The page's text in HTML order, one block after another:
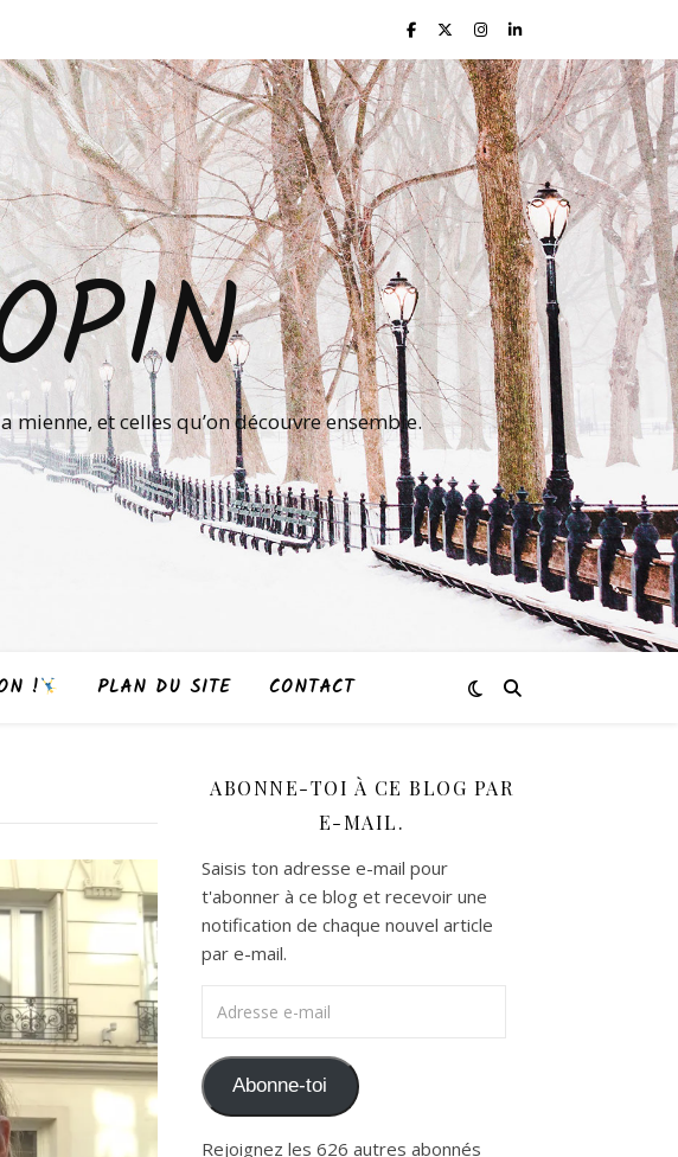
et celles qu’on découvre ensemble.
! PLAN DU SITE CONTACT
ABONNE-TOI À CE BLOG PAR
E-MAIL.
Saisis ton adresse e-mail pour
t'abonner à ce blog et recevoir une
notification de chaque nouvel article
par e-mail.
Abonne-toi
Rejoignez les 626 autres abonnés